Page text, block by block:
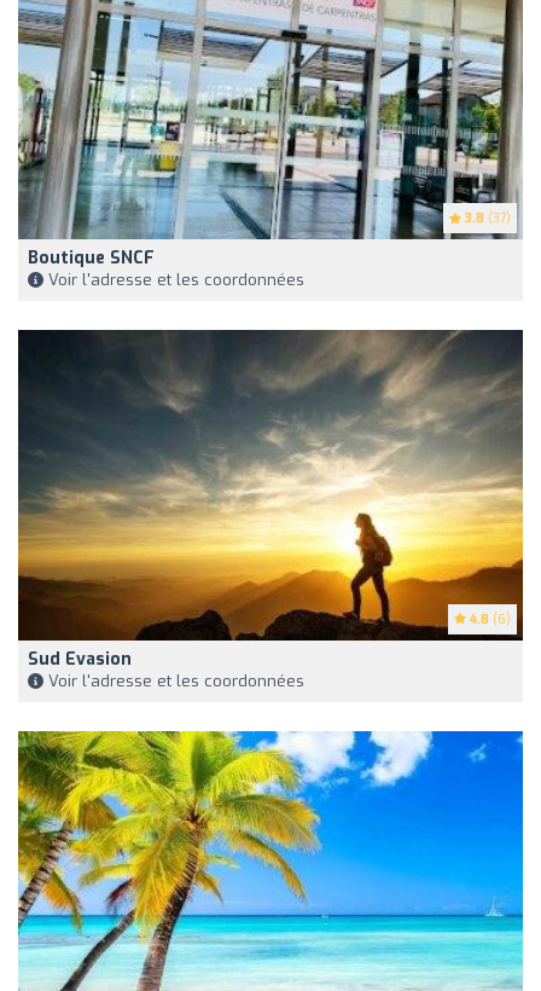
3.8 (37)
Boutique SNCF
Voir l'adresse et les coordonnées
4.8 (6)
Sud Evasion
Voir l'adresse et les coordonnées